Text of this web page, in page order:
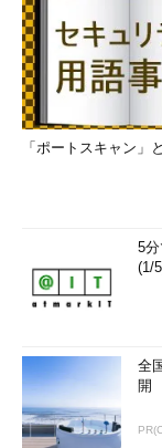
「ポートスキャン」
5
(1/
全
開